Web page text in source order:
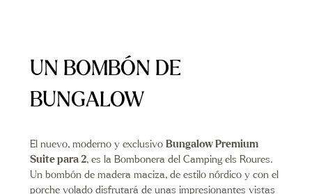
UN BOMBÓN DE
BUNGALOW
El nuevo, moderno y exclusivo Bungalow Premium
Suite para 2, es la Bombonera del Camping els Roures.
Un bombón de madera maciza, de estilo nórdico y con el
porche volado disfrutará de unas impresionantes vistas